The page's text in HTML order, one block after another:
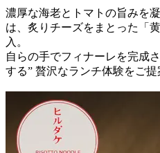
濃厚な海老とトマトの旨みを
は、炙りチーズをまとった「
入。
自らの手でフィナーレを完成
する” 贅沢なランチ体験をご提